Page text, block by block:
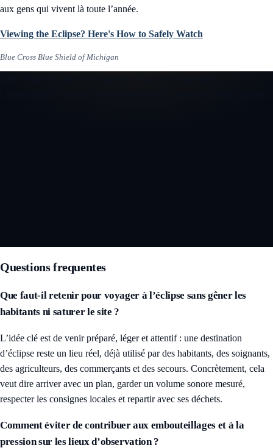
aux gens qui vivent là toute l’année.
Viewing the Eclipse? Here's How to Safely Watch
Blue Cross Blue Shield of Michigan
Questions frequentes
Que faut-il retenir pour voyager à l’éclipse sans gêner les
habitants ni saturer le site ?
L’idée clé est de venir préparé, léger et attentif : une destination
d’éclipse reste un lieu réel, déjà utilisé par des habitants, des soignants,
des agriculteurs, des commerçants et des secours. Concrètement, cela
veut dire arriver avec un plan, garder un volume sonore mesuré,
respecter les consignes locales et repartir avec ses déchets.
Comment éviter de contribuer aux embouteillages et à la
pression sur les lieux d’observation ?